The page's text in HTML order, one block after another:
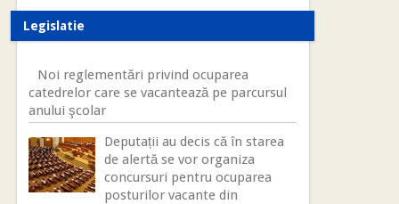
Legislatie
Noi reglementări privind ocuparea
catedrelor care se vacantează pe parcursul
anului şcolar
Deputații au decis că în starea
de alertă se vor organiza
concursuri pentru ocuparea
posturilor vacante din